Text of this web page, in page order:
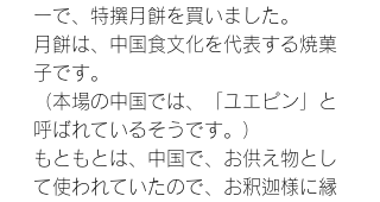
ーで、特撰月餅を買いました。
月餅は、中国食文化を代表する焼菓
子です。
（本場の中国では、「ユエピン」と
呼ばれているそうです。）
もともとは、中国で、お供え物とし
て使われていたので、お釈迦様に縁